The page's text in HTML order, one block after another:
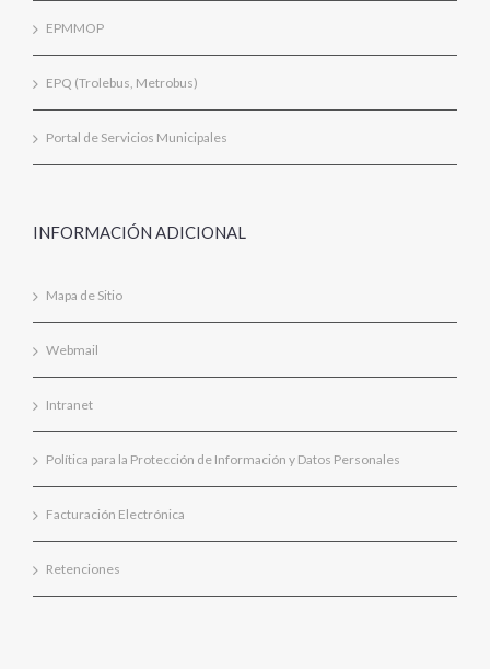
EPMMOP
EPQ (Trolebus, Metrobus)
Portal de Servicios Municipales
INFORMACIÓN ADICIONAL
Mapa de Sitio
Webmail
Intranet
Política para la Protección de Información y Datos Personales
Facturación Electrónica
Retenciones